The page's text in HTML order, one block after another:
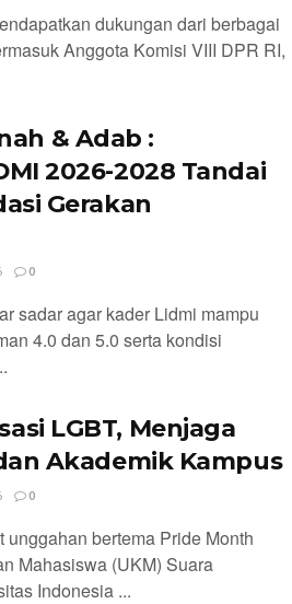
dukungan dari berbagai
Anggota Komisi VIII DPR RI,
& Adab :
2026-2028 Tandai
Gerakan
0
sadar agar kader Lidmi mampu
4.0 dan 5.0 serta kondisi
LGBT, Menjaga
Akademik Kampus
0
bertema Pride Month
Mahasiswa (UKM) Suara
Indonesia ...